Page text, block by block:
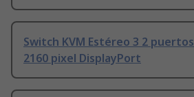
Switch KVM Estéreo 3 2 puertos
2160 pixel DisplayPort